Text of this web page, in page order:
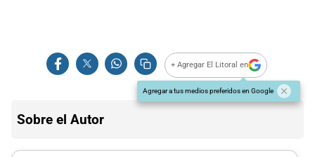
+ Agregar El Litoral en
Agregar a tus medios preferidos en Google
Sobre el Autor